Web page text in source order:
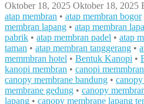
Oktober 18, 2025 Oktober 18, 2025
atap membran • atap membran bogor
membran lapang • atap membran
pabrik • atap membran padel • atap
taman • atap membran tanggerang •
memmbran hotel • Bentuk Kanopi •
kanopi membran • canopi
canopy membrane bandung •
membrane gedung • canopy
lapang • canopy membrane lapang